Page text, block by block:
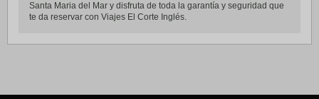
Santa Maria del Mar y disfruta de toda la garantía y seguridad que
te da reservar con Viajes El Corte Inglés.